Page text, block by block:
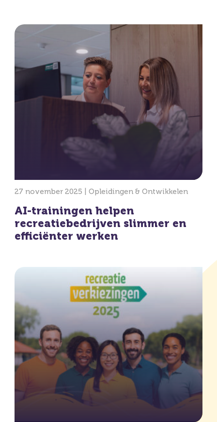
27 november 2025 | Opleidingen & Ontwikkelen
AI-trainingen helpen
recreatiebedrijven slimmer en
efficiënter werken